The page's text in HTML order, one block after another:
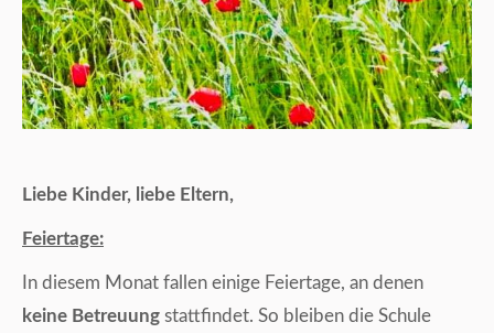
Liebe Kinder, liebe Eltern,
Feiertage:
In diesem Monat fallen einige Feiertage, an denen
keine Betreuung stattfindet. So bleiben die Schule